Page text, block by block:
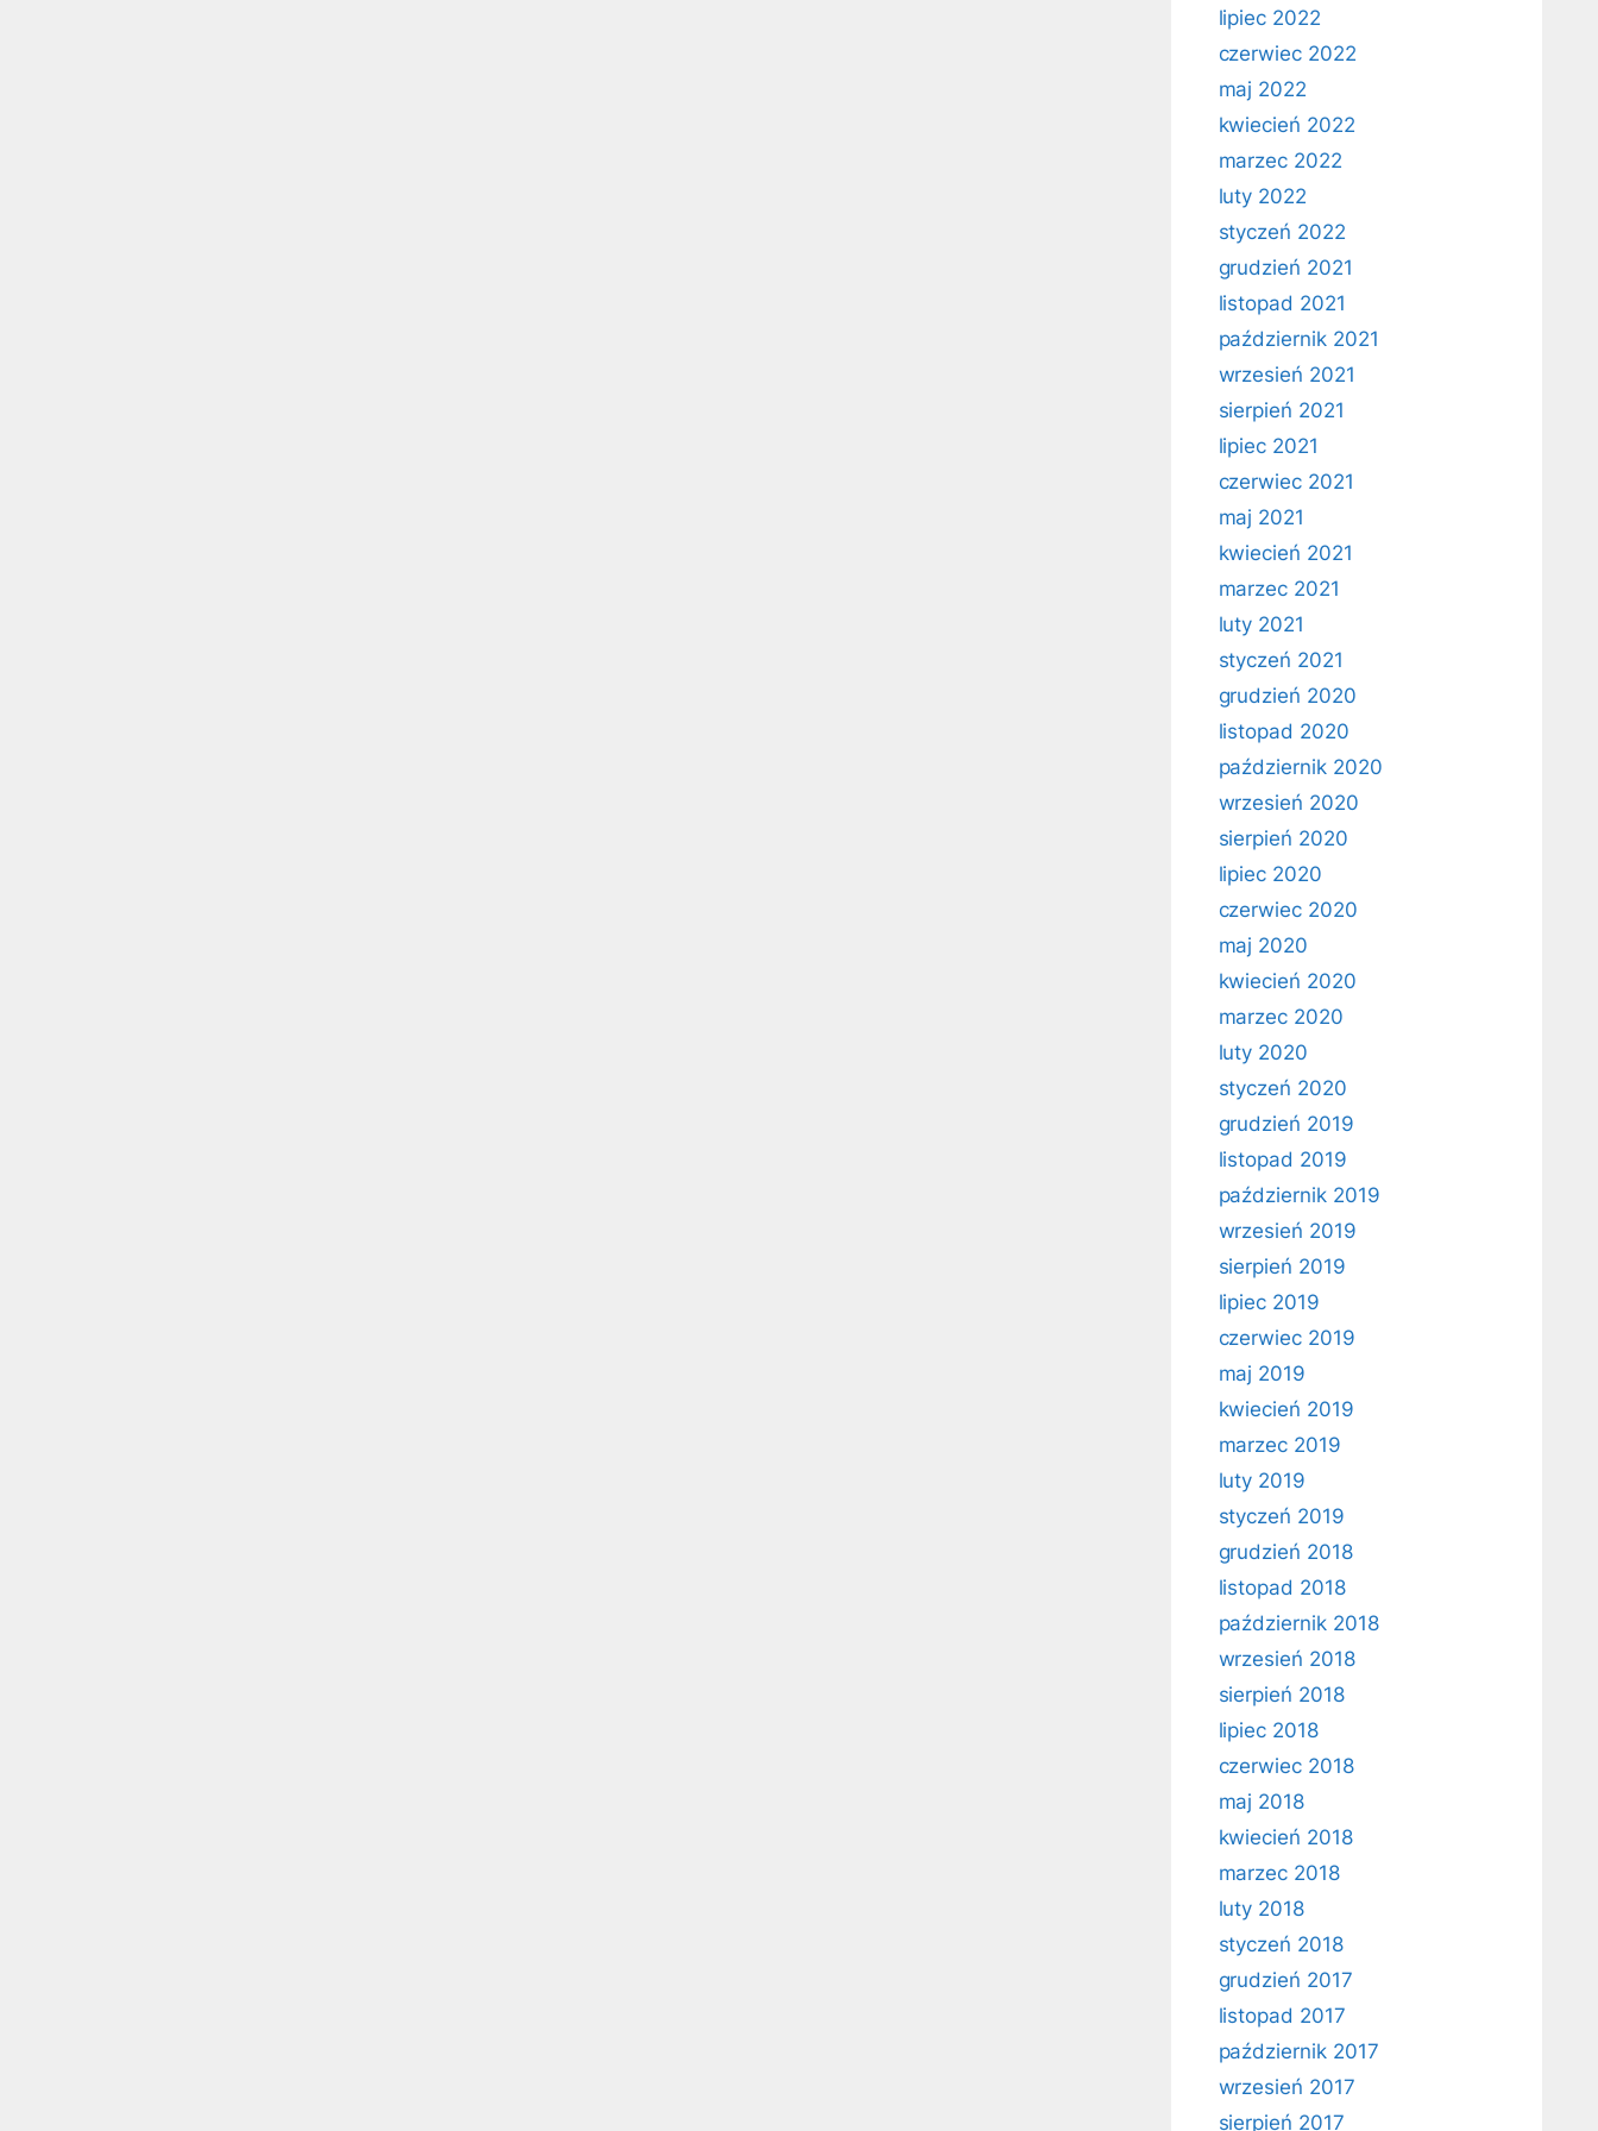
lipiec 2022
czerwiec 2022
maj 2022
kwiecień 2022
marzec 2022
luty 2022
styczeń 2022
grudzień 2021
listopad 2021
październik 2021
wrzesień 2021
sierpień 2021
lipiec 2021
czerwiec 2021
maj 2021
kwiecień 2021
marzec 2021
luty 2021
styczeń 2021
grudzień 2020
listopad 2020
październik 2020
wrzesień 2020
sierpień 2020
lipiec 2020
czerwiec 2020
maj 2020
kwiecień 2020
marzec 2020
luty 2020
styczeń 2020
grudzień 2019
listopad 2019
październik 2019
wrzesień 2019
sierpień 2019
lipiec 2019
czerwiec 2019
maj 2019
kwiecień 2019
marzec 2019
luty 2019
styczeń 2019
grudzień 2018
listopad 2018
październik 2018
wrzesień 2018
sierpień 2018
lipiec 2018
czerwiec 2018
maj 2018
kwiecień 2018
marzec 2018
luty 2018
styczeń 2018
grudzień 2017
listopad 2017
październik 2017
wrzesień 2017
sierpień 2017